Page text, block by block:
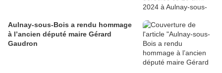
Aulnay-sous-Bois a rendu hommage
à l’ancien député maire Gérard
Gaudron